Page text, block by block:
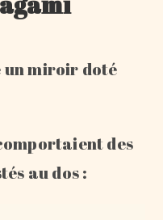
un miroir doté
des
au dos :